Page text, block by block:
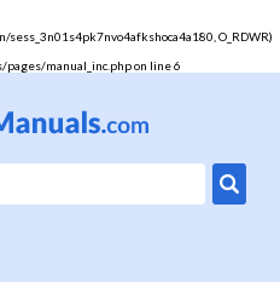
O_RDWR)
manual_inc.phpon line6